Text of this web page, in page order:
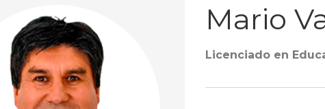
Mario
Licenciado en